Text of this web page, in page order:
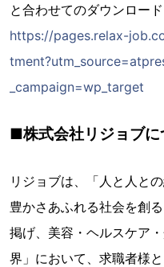
と合わせてのダウンロー
https://pages.relax-
_campaign=wp_target
■株式会社リジョブに
リジョブは、「人と人と
豊かさあふれる社会を創
掲げ、美容・ヘルスケア
界」において、求職者様